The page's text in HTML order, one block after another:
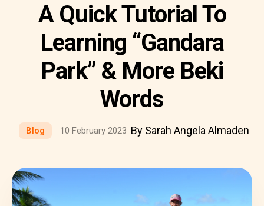
A Quick Tutorial To
Learning “Gandara
Park” & More Beki
Words
Blog 10 February 2023 By Sarah Angela Almaden